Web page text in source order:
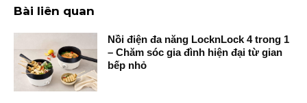
Bài liên quan
Nồi điện đa năng LocknLock 4 trong 1
– Chăm sóc gia đình hiện đại từ gian
bếp nhỏ